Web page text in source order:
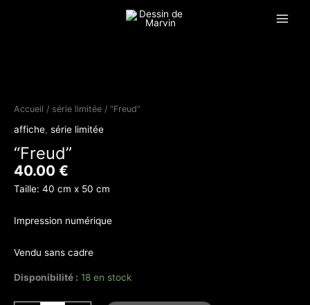
Main
Accueil / série limitée / “Freud”
affiche, série limitée
“Freud”
40.00 €
Taille: 40 cm x 50 cm
Impression numérique
Vendu sans cadre
Disponibilité : 18 en stock